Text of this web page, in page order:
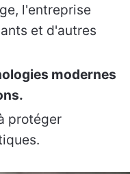
l'entreprise
et d'autres
modernes
protéger